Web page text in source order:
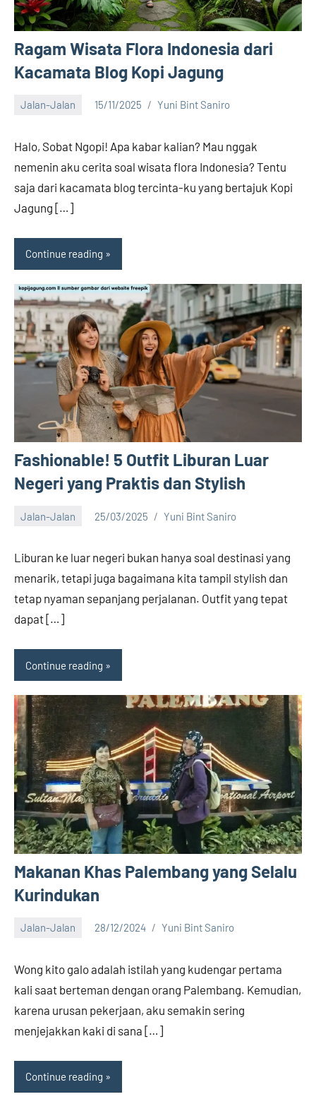
Ragam Wisata Flora Indonesia dari
Kacamata Blog Kopi Jagung
Jalan-Jalan 15/11/2025 Yuni Bint Saniro
Halo, Sobat Ngopi! Apa kabar kalian? Mau nggak
nemenin aku cerita soal wisata flora Indonesia? Tentu
saja dari kacamata blog tercinta-ku yang bertajuk Kopi
Jagung […]
Continue reading
Fashionable! 5 Outfit Liburan Luar
Negeri yang Praktis dan Stylish
Jalan-Jalan 25/03/2025 Yuni Bint Saniro
Liburan ke luar negeri bukan hanya soal destinasi yang
menarik, tetapi juga bagaimana kita tampil stylish dan
tetap nyaman sepanjang perjalanan. Outfit yang tepat
dapat […]
Continue reading
Makanan Khas Palembang yang Selalu
Kurindukan
Jalan-Jalan 28/12/2024 Yuni Bint Saniro
Wong kito galo adalah istilah yang kudengar pertama
kali saat berteman dengan orang Palembang. Kemudian,
karena urusan pekerjaan, aku semakin sering
menjejakkan kaki di sana […]
Continue reading